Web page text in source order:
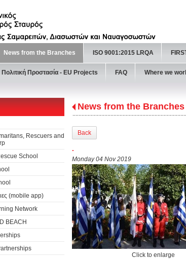
News from the Branches ISO 9001:2015 LRQA
Πολιτική Προστασία - ΕU Projects FAQ Where we
Rescuers and
School
(mobile app)
Network
BEACH
News from the Branches
Back
.
Monday 04 Nov 2019
Click to enlarge